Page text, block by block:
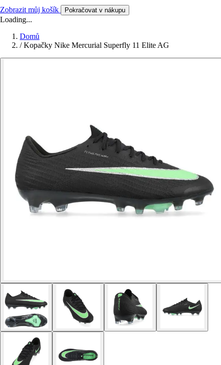
Zobrazit můj košík Pokračovat v nákupu
Loading...
Domů
/ Kopačky Nike Mercurial Superfly 11 Elite AG